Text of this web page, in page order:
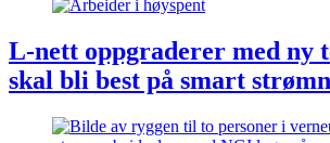
L-nett oppgraderer med ny
skal bli best på smart